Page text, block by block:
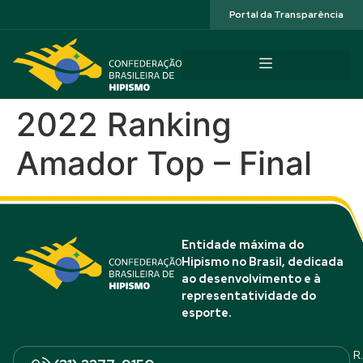
Portal da Transparência
2022 Ranking
Amador Top – Final
Entidade máxima do
Hipismo no Brasil, dedicada
ao desenvolvimento e à
representatividade do
esporte.
R.